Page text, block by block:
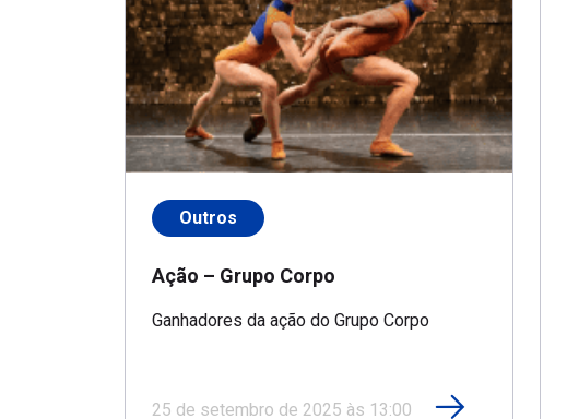
Outros
Ação – Grupo Corpo
Ganhadores da ação do Grupo Corpo
25 de setembro de 2025 às 13:00